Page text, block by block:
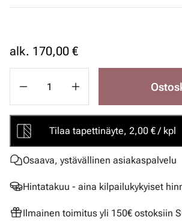
alk. 170,00 €
Tilaa tapettinäyte, 2,00 € / kpl
Osaava, ystävällinen asiakaspalvelu
Hintatakuu - aina kilpailukykyiset
Ilmainen toimitus yli 150€ ostoksiin